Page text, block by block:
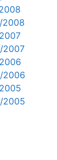
2008
2007
2006
2005